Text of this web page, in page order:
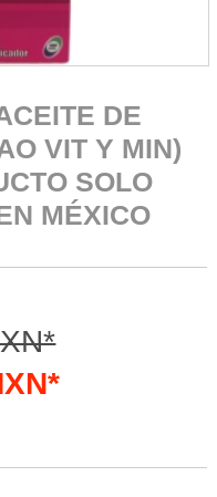
DE
VIT Y MIN)
SOLO
MÉXICO